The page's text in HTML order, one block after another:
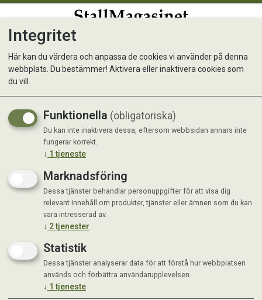
Vattenautomat Loop
Integritet
Här kan du värdera och anpassa de cookies vi använder på denna
webbplats. Du bestämmer! Aktivera eller inaktivera cookies som
du vill.
Funktionella (obligatoriska)
Du kan inte inaktivera dessa, eftersom webbsidan annars inte
fungerar korrekt.
↓ 1 tjeneste
Marknadsföring
Dessa tjänster behandlar personuppgifter för att visa dig
relevant innehåll om produkter, tjänster eller ämnen som du kan
vara intresserad av.
↓ 2tjenester
Statistik
Dessa tjänster analyserar data för att förstå hur webbplatsen
används och förbättra användarupplevelsen.
↓ 1 tjeneste